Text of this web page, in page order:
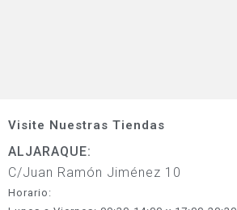
Visite Nuestras Tiendas
ALJARAQUE:
C/Juan Ramón Jiménez 10
Horario: